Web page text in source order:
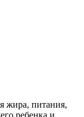
жира, питания,